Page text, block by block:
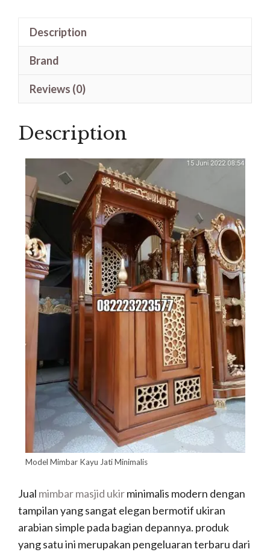
Description
Brand
Reviews (0)
Description
Model Mimbar Kayu Jati Minimalis
Jual mimbar masjid ukirminimalis modern dengan
tampilan yang sangat elegan bermotif ukiran
arabian simple pada bagian depannya. produk
yang satu ini merupakan pengeluaran terbaru dari